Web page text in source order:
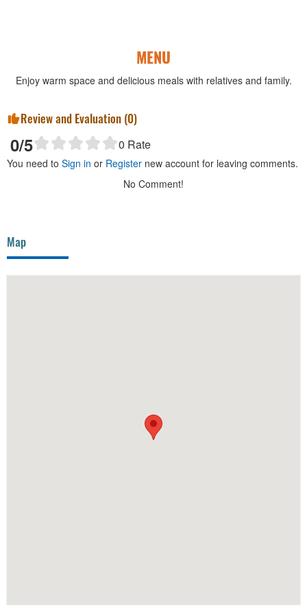
MENU
Enjoy warm space and delicious meals with relatives and family.
Review and Evaluation (0)
0/5 0 Rate
You need to Sign in or Register new account for leaving comments.
No Comment!
Map